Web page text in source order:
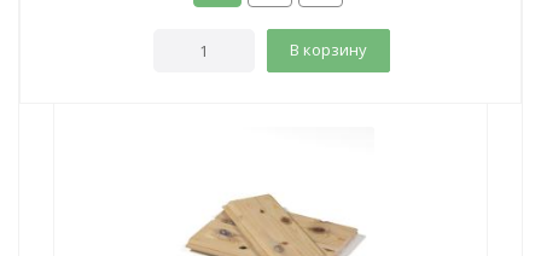
В корзину